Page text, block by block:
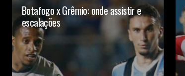
Botafogo x Grêmio: onde assistir e
escalações